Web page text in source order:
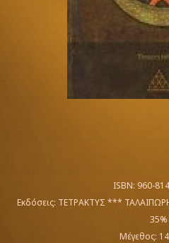
ISBN: 960-
Εκδόσεις: ΤΕΤΡΑΚΤΥΣ ***
35%
Μέγεθος: